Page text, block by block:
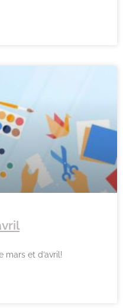
mars et d’avril!